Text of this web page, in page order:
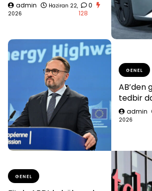
admin
Haziran 22,
2026
0
128
GENEL
AB’den
tedbir
admin
2026
GENEL